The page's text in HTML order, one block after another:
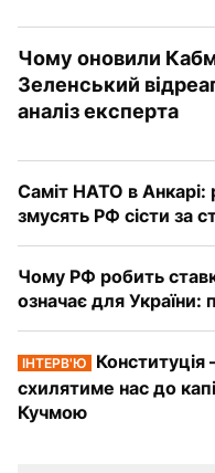
Чому оновили
Зеленський
аналіз експерта
Саміт НАТО в Анкарі:
змусять РФ сісти за
Чому РФ робить
означає для
ІНТЕРВ'Ю
Конституція
схилятиме нас до
Кучмою